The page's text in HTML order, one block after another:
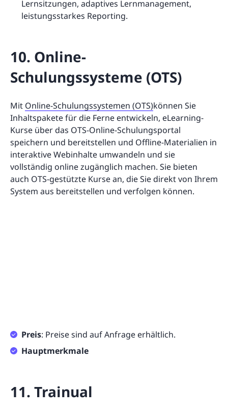
Lernsitzungen, adaptives Lernmanagement,
leistungsstarkes Reporting.
10. Online-
Schulungssysteme (OTS)
Mit Online-Schulungssystemen (OTS)können Sie
Inhaltspakete für die Ferne entwickeln, eLearning-
Kurse über das OTS-Online-Schulungsportal
speichern und bereitstellen und Offline-Materialien in
interaktive Webinhalte umwandeln und sie
vollständig online zugänglich machen. Sie bieten
auch OTS-gestützte Kurse an, die Sie direkt von Ihrem
System aus bereitstellen und verfolgen können.
Preis: Preise sind auf Anfrage erhältlich.
Hauptmerkmale
11. Trainual